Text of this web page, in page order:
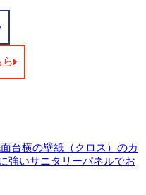
台横の壁紙（クロス）のカ
強いサニタリーパネルでお